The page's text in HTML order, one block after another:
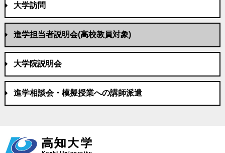
大学訪問
進学担当者説明会(高校教員対象)
大学院説明会
進学相談会・模擬授業への講師派遣